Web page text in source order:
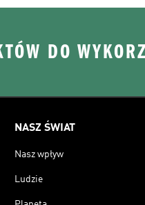
DO
NASZ ŚWIAT
Nasz wpływ
Ludzie